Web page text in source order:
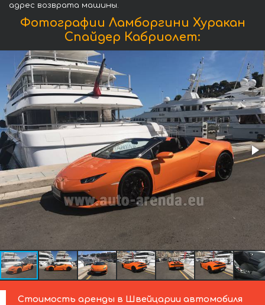
адрес возврата машины.
Фотографии Ламборгини Хуракан
Спайдер Кабриолет:
Стоимость аренды в Швейцарии автомобиля